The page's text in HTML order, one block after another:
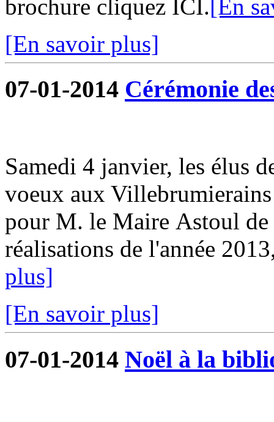
brochure cliquez ICI. [En
[En savoir plus]
07-01-2014 Cérémonie
Samedi 4 janvier, les élus
voeux aux
pour M. le Maire Astoul
réalisations de l'année
plus]
[En savoir plus]
07-01-2014 Noël à la